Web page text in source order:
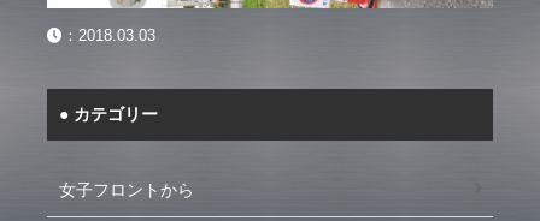
： 2018.03.03
カテゴリー
女子フロントから